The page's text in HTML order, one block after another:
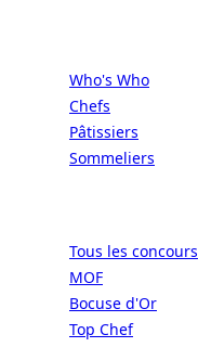
Who's Who
Chefs
Pâtissiers
Sommeliers
Tous les concours
MOF
Bocuse d'Or
Top Chef